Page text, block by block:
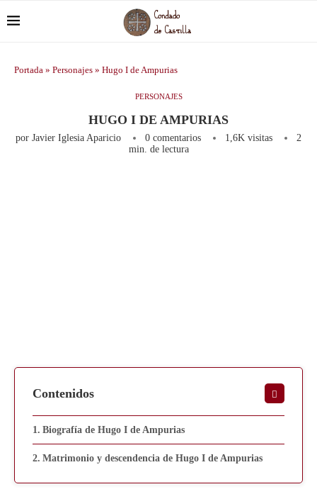
Portada » Personajes » Hugo I de Ampurias
PERSONAJES
HUGO I DE AMPURIAS
por Javier Iglesia Aparicio 0 comentarios 1,6K visitas
2
min. de lectura
Contenidos
Biografía de Hugo I de Ampurias
Matrimonio y descendencia de Hugo I de Ampurias